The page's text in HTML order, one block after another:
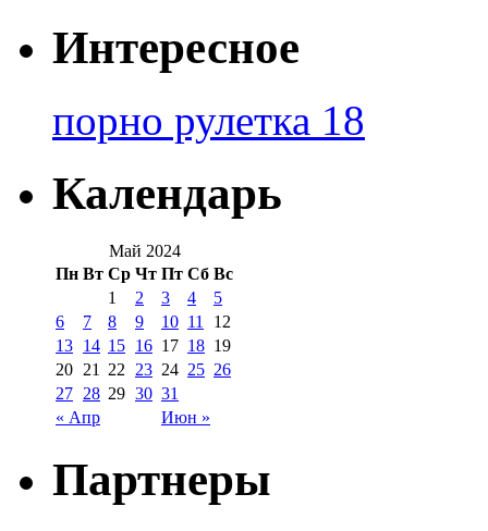
Интересное
порно рулетка 18
Календарь
Май 2024
Пн Вт Ср Чт Пт Сб Вс
« Апр Июн »
1 2 3 4
5
6
7 8 9 10 11
12
13 14 15 16 17 18 19
20 21 22 23 24 25 26
27 28 29 30 31
Партнеры